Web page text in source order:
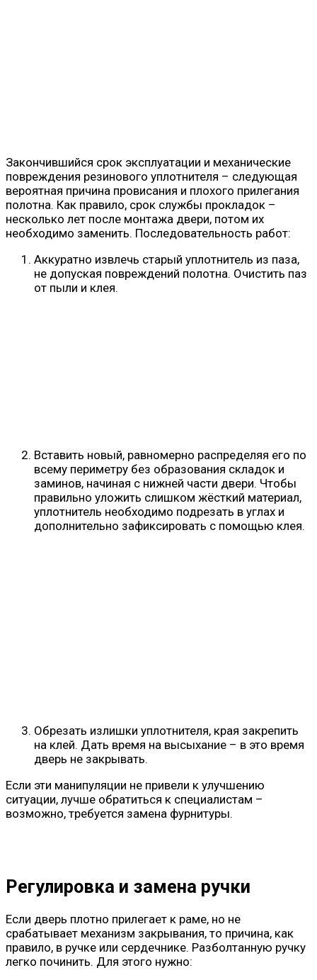
Закончившийся срок эксплуатации и механические
повреждения резинового уплотнителя – следующая
вероятная причина провисания и плохого прилегания
полотна. Как правило, срок службы прокладок –
несколько лет после монтажа двери, потом их
необходимо заменить. Последовательность работ:
Аккуратно извлечь старый уплотнитель из паза,
не допуская повреждений полотна. Очистить паз
от пыли и клея.
Вставить новый, равномерно распределяя его по
всему периметру без образования складок и
заминов, начиная с нижней части двери. Чтобы
правильно уложить слишком жёсткий материал,
уплотнитель необходимо подрезать в углах и
дополнительно зафиксировать с помощью клея.
Обрезать излишки уплотнителя, края закрепить
на клей. Дать время на высыхание – в это время
дверь не закрывать.
Если эти манипуляции не привели к улучшению
ситуации, лучше обратиться к специалистам –
возможно, требуется замена фурнитуры.
Регулировка и замена ручки
Если дверь плотно прилегает к раме, но не
срабатывает механизм закрывания, то причина, как
правило, в ручке или сердечнике. Разболтанную ручку
легко починить. Для этого нужно: